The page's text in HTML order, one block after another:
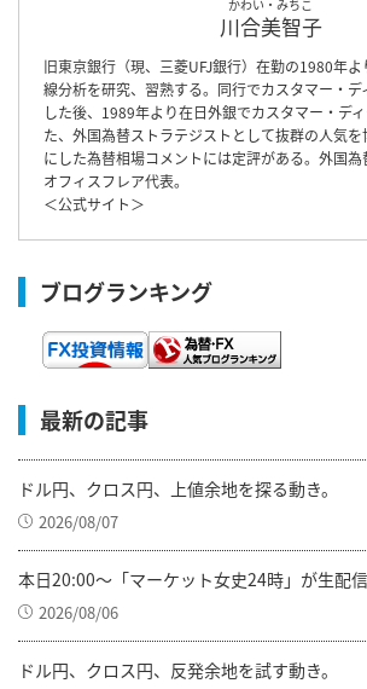
かわい・みちこ
川合美智子
旧東京銀行（現、三菱UFJ銀行）在勤の1980年
線分析を研究、習熟する。同行でカスタマー・
した後、1989年より在日外銀でカスタマー・デ
た、外国為替ストラテジストとして抜群の人気
にした為替相場コメントには定評がある。外国為
オフィスフレア代表。
＜公式サイト＞
ブログランキング
最新の記事
ドル円、クロス円、上値余地を探る動き。
2026/08/07
本日20:00～「マーケット女史24時」が生配信
2026/08/06
ドル円、クロス円、反発余地を試す動き。